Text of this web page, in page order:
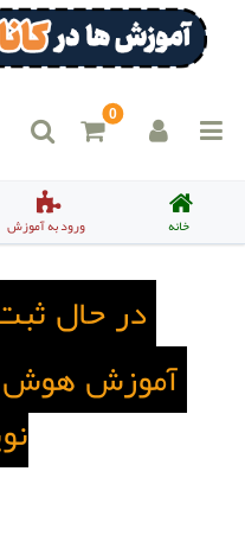
0
ورود به آموزش خانه
در حال
آموزش هوش